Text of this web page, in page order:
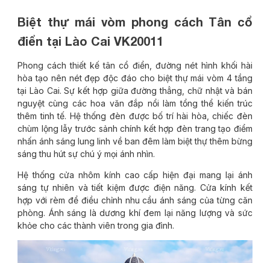
Biệt thự mái vòm phong cách Tân cổ
điển tại Lào Cai VK20011
Phong cách thiết kế tân cổ điển, đường nét hình khối hài
hòa tạo nên nét đẹp độc đáo cho biệt thự mái vòm 4 tầng
tại Lào Cai. Sự kết hợp giữa đường thẳng, chữ nhật và bán
nguyệt cùng các hoa văn đắp nổi làm tổng thể kiến trúc
thêm tinh tế. Hệ thống đèn được bố trí hài hòa, chiếc đèn
chùm lộng lẫy trước sảnh chính kết hợp đèn trang tạo điểm
nhấn ánh sáng lung linh về ban đêm làm biệt thự thêm bừng
sáng thu hút sự chú ý mọi ánh nhìn.
Hệ thống cửa nhôm kính cao cấp hiện đại mang lại ánh
sáng tự nhiên và tiết kiệm được điện năng. Cửa kính kết
hợp với rèm để điều chỉnh nhu cầu ánh sáng của từng căn
phòng. Ánh sáng là dương khí đem lại năng lượng và sức
khỏe cho các thành viên trong gia đình.